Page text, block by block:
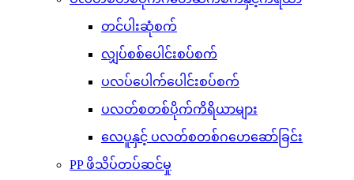
တင်ပါးဆုံစက်
လျှပ်စစ်ပေါင်းစပ်စက်
ပလပ်ပေါက်ပေါင်းစပ်စက်
ပလတ်စတစ်ပိုက်ကိရိယာများ
လေပူနှင့် ပလတ်စတစ်ဂဟေဆော်ခြင်း
PP ဖိသိပ်တပ်ဆင်မှု